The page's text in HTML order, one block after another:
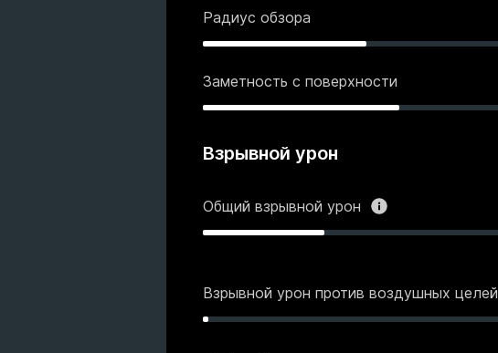
Радиус обзора
Заметность с поверхности
Взрывной урон
Общий взрывной урон
Взрывной урон против воздушных целей